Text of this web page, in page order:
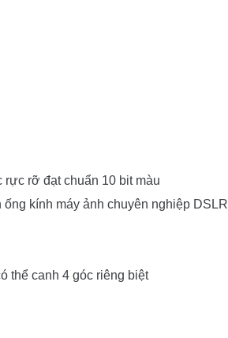
rực rỡ đạt chuẩn 10 bit màu
kính máy ảnh chuyên nghiệp DSLR
thể canh 4 góc riêng biệt